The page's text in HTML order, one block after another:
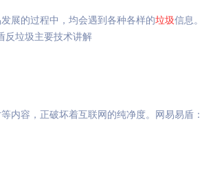
展的过程中，均会遇到各种各样的垃圾信息
反垃圾主要技术讲解
内容，正破坏着互联网的纯净度。网易易盾